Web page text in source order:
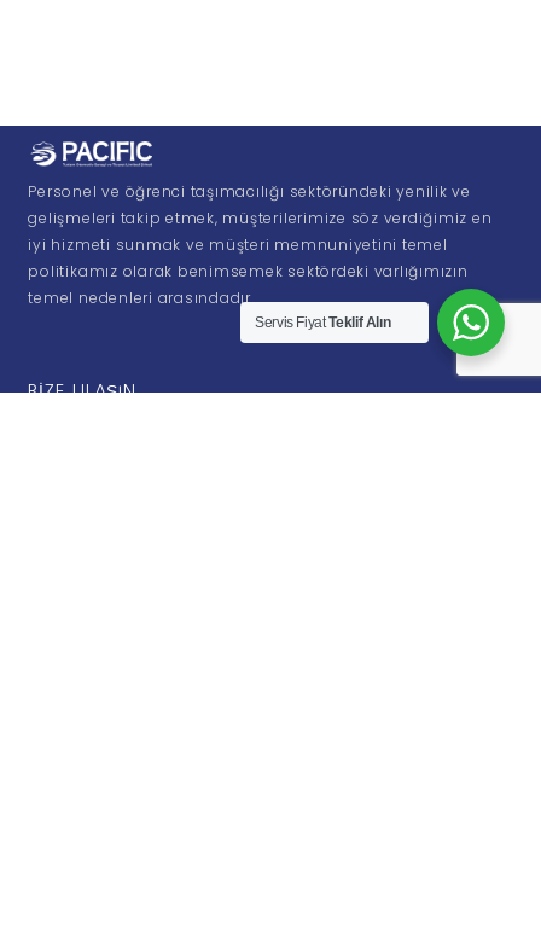
Personel ve öğrenci taşımacılığı sektöründeki yenilik ve
gelişmeleri takip etmek, müşterilerimize söz verdiğimiz en
iyi hizmeti sunmak ve müşteri memnuniyetini temel
politikamız olarak benimsemek sektördeki varlığımızın
temel nedenleri arasındadır.
BIZE ULAŞIN
Servis FiyatTeklif Alın